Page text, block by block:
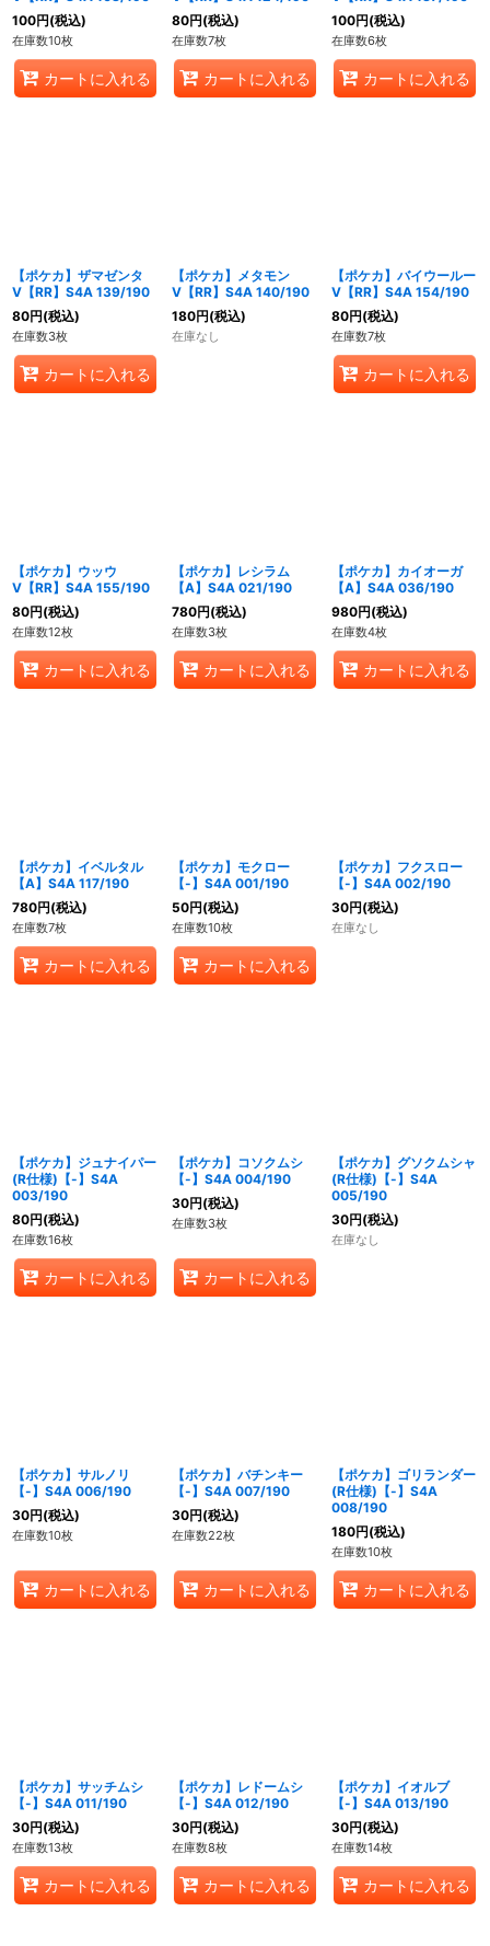
100円(税込)
在庫数10枚
カートに入れる
80円(税込)
在庫数7枚
カートに入れる
100円(税込)
在庫数6枚
カートに入れる
【ポケカ】ザマゼンタ
V【RR】S4A 139/190
80円(税込)
在庫数3枚
カートに入れる
【ポケカ】メタモン
V【RR】S4A 140/190
180円(税込)
在庫なし
【ポケカ】バイウールー
V【RR】S4A 154/190
80円(税込)
在庫数7枚
カートに入れる
【ポケカ】ウッウ
V【RR】S4A 155/190
80円(税込)
在庫数12枚
カートに入れる
【ポケカ】レシラム
【A】S4A 021/190
780円(税込)
在庫数3枚
カートに入れる
【ポケカ】カイオーガ
【A】S4A 036/190
980円(税込)
在庫数4枚
カートに入れる
【ポケカ】イベルタル
【A】S4A 117/190
780円(税込)
在庫数7枚
カートに入れる
【ポケカ】モクロー
【-】S4A 001/190
50円(税込)
在庫数10枚
カートに入れる
【ポケカ】フクスロー
【-】S4A 002/190
30円(税込)
在庫なし
【ポケカ】ジュナイパー
(R仕様)【-】S4A
003/190
80円(税込)
在庫数16枚
カートに入れる
【ポケカ】コソクムシ
【-】S4A 004/190
30円(税込)
在庫数3枚
カートに入れる
【ポケカ】グソクムシャ
(R仕様)【-】S4A
005/190
30円(税込)
在庫なし
【ポケカ】サルノリ
【-】S4A 006/190
30円(税込)
在庫数10枚
カートに入れる
【ポケカ】バチンキー
【-】S4A 007/190
30円(税込)
在庫数22枚
カートに入れる
【ポケカ】ゴリランダー
(R仕様)【-】S4A
008/190
180円(税込)
在庫数10枚
カートに入れる
【ポケカ】サッチムシ
【-】S4A 011/190
30円(税込)
在庫数13枚
カートに入れる
【ポケカ】レドームシ
【-】S4A 012/190
30円(税込)
在庫数8枚
カートに入れる
【ポケカ】イオルブ
【-】S4A 013/190
30円(税込)
在庫数14枚
カートに入れる